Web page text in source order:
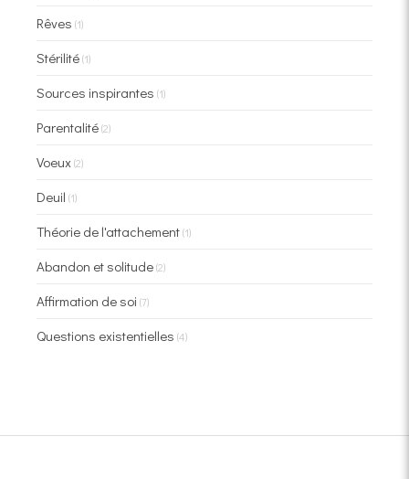
Rêves (1)
Stérilité(1)
Sources inspirantes (1)
Parentalité(2)
Voeux(2)
Deuil (1)
Théorie de l'attachement(1)
Abandon et solitude(2)
Affirmation de soi (7)
Questions existentielles (4)